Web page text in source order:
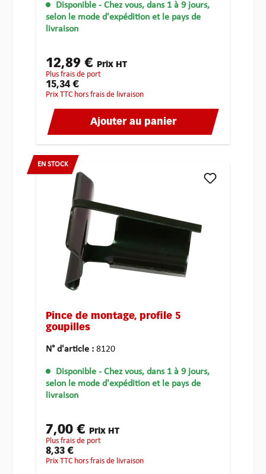
Disponible - Chez vous, dans 1 à 9 jours,
selon le mode d'expédition et le pays de
livraison
12,89 € Prix HT
plus frais de port
15,34 €
Prix TTC hors frais de livraison
Ajouter au panier
EN STOCK
Pince de montage, profile 5
goupilles
N° d'article : 8120
Disponible - Chez vous, dans 1 à 9 jours,
selon le mode d'expédition et le pays de
livraison
7,00 € Prix HT
plus frais de port
8,33 €
Prix TTC hors frais de livraison